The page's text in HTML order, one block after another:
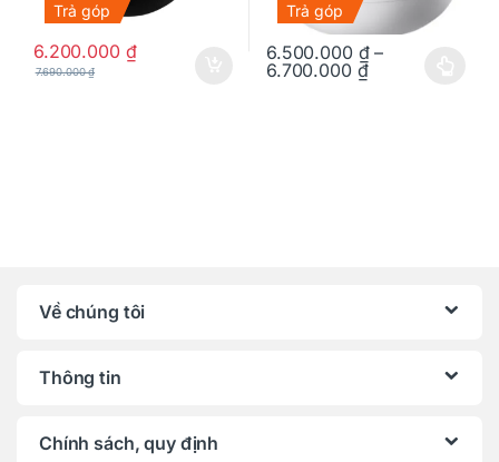
Trả góp
6.200.000 ₫
7.690.000₫
Trả góp
6.500.000 ₫–
6.700.000 ₫
Sản phẩm này có nhiều biến
Về chúng tôi
Thông tin
Chính sách, quy định